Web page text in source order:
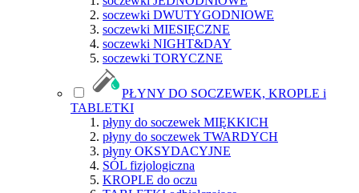
soczewki DWUTYGODNIOWE
soczewki MIESIĘCZNE
soczewki NIGHT&DAY
soczewki TORYCZNE
PŁYNY DO SOCZEWEK, KROPLE i
TABLETKI
płyny do soczewek MIĘKKICH
płyny do soczewek TWARDYCH
płyny OKSYDACYJNE
SÓL fizjologiczna
KROPLE do oczu